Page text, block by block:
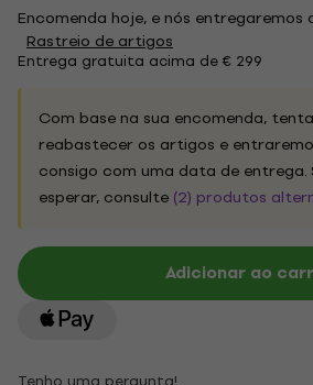
Encomenda hoje, e nós entregaremos
Rastreio de artigos
Entrega gratuita acima de € 299
Com base na sua encomenda,
reabastecer os artigos e
consigo com uma data de entrega.
esperar, consulte (2) produtos
Adicionar ao